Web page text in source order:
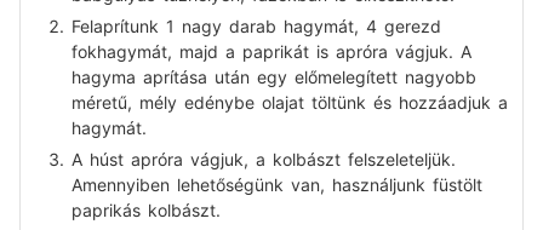
Felaprítunk 1 nagy darab hagymát, 4 gerezd
fokhagymát, majd a paprikát is apróra vágjuk. A
hagyma aprítása után egy előmelegített nagyobb
méretű, mély edénybe olajat töltünk és hozzáadjuk a
hagymát.
A húst apróra vágjuk, a kolbászt felszeleteljük.
Amennyiben lehetőségünk van, használjunk füstölt
paprikás kolbászt.